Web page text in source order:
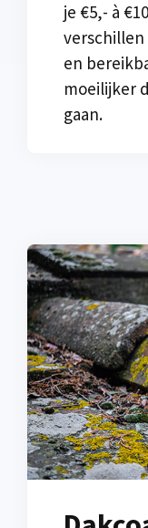
je €5,- à
verschillen
en
moeilijker
gaan.